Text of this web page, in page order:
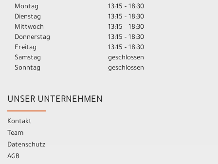
Montag
13:15 - 18:30
Dienstag
13:15 - 18:30
Mittwoch
13:15 - 18:30
Donnerstag
13:15 - 18:30
Freitag
13:15 - 18:30
Samstag
geschlossen
Sonntag
geschlossen
UNSER UNTERNEHMEN
Kontakt
Team
Datenschutz
AGB